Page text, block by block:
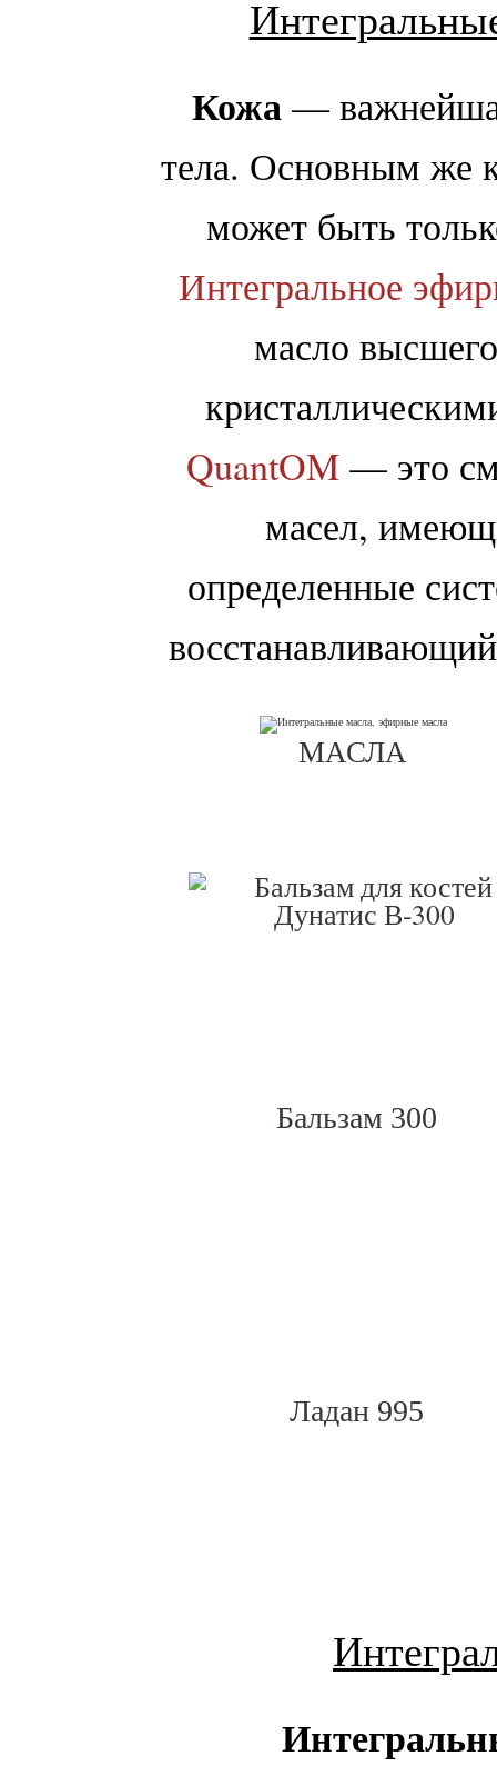
Кожа—
тела. Основным же
может быть
Интегральное
масло
QuantOM— это
масел,
определенные
МАСЛА
Бальзам 300
Ладан 995